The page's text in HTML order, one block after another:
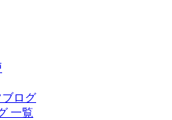
ログ
一覧